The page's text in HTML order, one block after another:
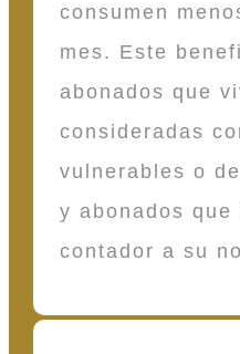
consumen
mes. Este
abonados que
consideradas
vulnerables o
y abonados que
contador a su